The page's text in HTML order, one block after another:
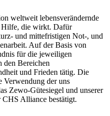
weltweit lebensverändernde
Hilfe, die wirkt. Dafür
und mittefristigen Not-, und
Auf der Basis von
für die jeweiligen
den Bereichen
und Frieden tätig. Die
der uns
Zewo-Gütesiegel und unserer
CHS Alliance bestätigt.